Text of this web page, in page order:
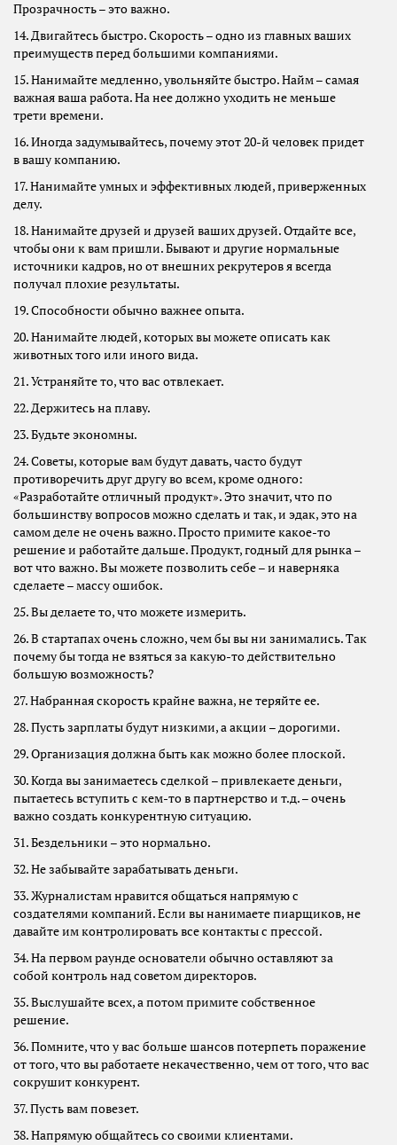
Прозрачность – это важно.
14. Двигайтесь быстро. Скорость – одно из главных ваших
преимуществ перед большими компаниями.
15. Нанимайте медленно, увольняйте быстро. Найм – самая
важная ваша работа. На нее должно уходить не меньше
трети времени.
16. Иногда задумывайтесь, почему этот 20-й человек придет
в вашу компанию.
17. Нанимайте умных и эффективных людей, приверженных
делу.
18. Нанимайте друзей и друзей ваших друзей. Отдайте все,
чтобы они к вам пришли. Бывают и другие нормальные
источники кадров, но от внешних рекрутеров я всегда
получал плохие результаты.
19. Способности обычно важнее опыта.
20. Нанимайте людей, которых вы можете описать как
животных того или иного вида.
21. Устраняйте то, что вас отвлекает.
22. Держитесь на плаву.
23. Будьте экономны.
24. Советы, которые вам будут давать, часто будут
противоречить друг другу во всем, кроме одного:
«Разработайте отличный продукт». Это значит, что по
большинству вопросов можно сделать и так, и эдак, это на
самом деле не очень важно. Просто примите какое-то
решение и работайте дальше. Продукт, годный для рынка –
вот что важно. Вы можете позволить себе – и наверняка
сделаете – массу ошибок.
25. Вы делаете то, что можете измерить.
26. В стартапах очень сложно, чем бы вы ни занимались. Так
почему бы тогда не взяться за какую-то действительно
большую возможность?
27. Набранная скорость крайне важна, не теряйте ее.
28. Пусть зарплаты будут низкими, а акции – дорогими.
29. Организация должна быть как можно более плоской.
30. Когда вы занимаетесь сделкой – привлекаете деньги,
пытаетесь вступить с кем-то в партнерство и т.д. – очень
важно создать конкурентную ситуацию.
31. Бездельники – это нормально.
32. Не забывайте зарабатывать деньги.
33. Журналистам нравится общаться напрямую с
создателями компаний. Если вы нанимаете пиарщиков, не
давайте им контролировать все контакты с прессой.
34. На первом раунде основатели обычно оставляют за
собой контроль над советом директоров.
35. Выслушайте всех, а потом примите собственное
решение.
36. Помните, что у вас больше шансов потерпеть поражение
от того, что вы работаете некачественно, чем от того, что вас
сокрушит конкурент.
37. Пусть вам повезет.
38. Напрямую общайтесь со своими клиентами.